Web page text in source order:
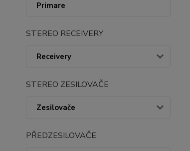
Primare
STEREO RECEIVERY
Receivery
STEREO ZESILOVAČE
Zesilovače
PŘEDZESILOVAČE